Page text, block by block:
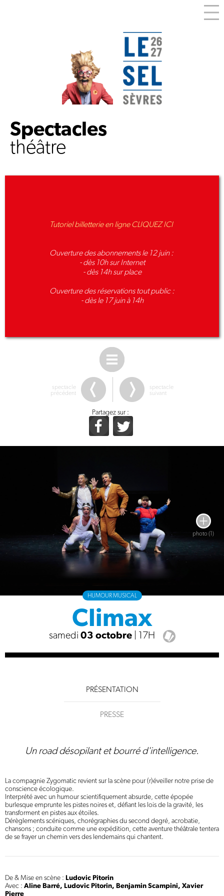
Spectacles
théâtre
Tutoriel billetterie en ligne CLIQUEZ ICI
Ouverture des abonnements le 12 juin :
- dès 10h sur Internet
- dès 14h sur place
Ouverture des réservations tout public :
- dès le 17 juin à 14h
spectacle
précédent
spectacle
suivant
Partagez sur :
photo (1)
HUMOUR MUSICAL
Climax
samedi 03 octobre| 17H
PRÉSENTATION
PRESSE
Un road désopilant et bourré d'intelligence.
La compagnie Zygomatic revient sur la scène pour (r)éveiller notre prise de
conscience écologique.
Interprété avec un humour scientifiquement absurde, cette épopée
burlesque emprunte les pistes noires et, défiant les lois de la gravité, les
transforment en pistes aux étoiles.
Dérèglements scéniques, chorégraphies du second degré, acrobatie,
chansons ; conduite comme une expédition, cette aventure théâtrale tentera
de se frayer un chemin vers des lendemains qui chantent.
De & Mise en scène : Ludovic Pitorin
Avec : Aline Barré, Ludovic Pitorin, Benjamin Scampini, Xavier
Pierre